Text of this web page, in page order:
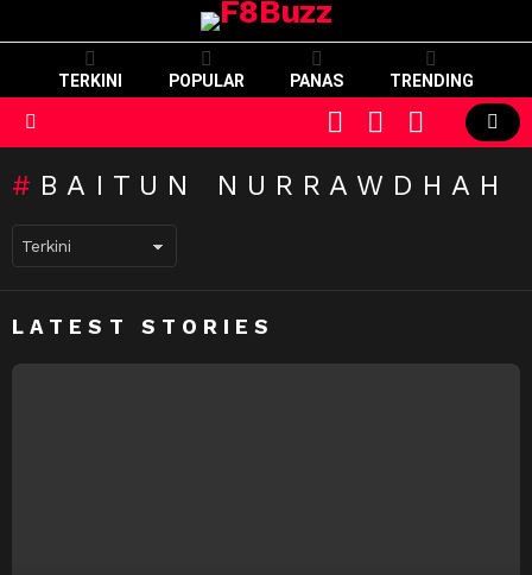
TERKINI POPULAR PANAS TRENDING
SWITCH
SKIN
CART LOGIN
BAITUN NURRAWDHAH
LATEST STORIES